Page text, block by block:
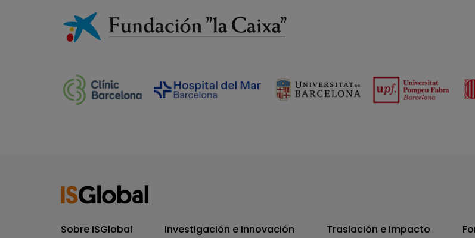
Sobre ISGlobal Investigación e Innovación Traslación e Impacto